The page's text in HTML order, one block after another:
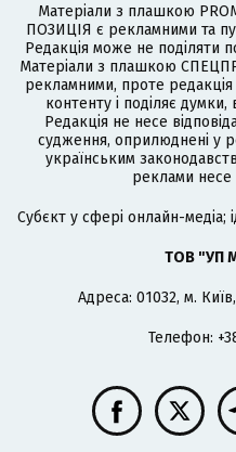
Матеріали з плашкою
ПОЗИЦІЯ є рекламними та
Редакція може не поділяти
Матеріали з плашкою
рекламними, проте редакція
контенту і поділяє думки,
Редакція не несе
судження, оприлюднені у
українським
реклами
Cубєкт у сфері онлайн-медіа;
ТОВ "УП
Адреса: 01032, м.
Телефон: